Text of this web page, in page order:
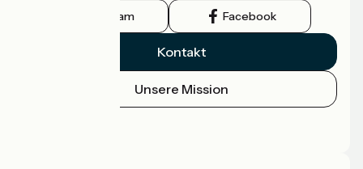
Instagram Facebook
Kontakt
Unsere Mission